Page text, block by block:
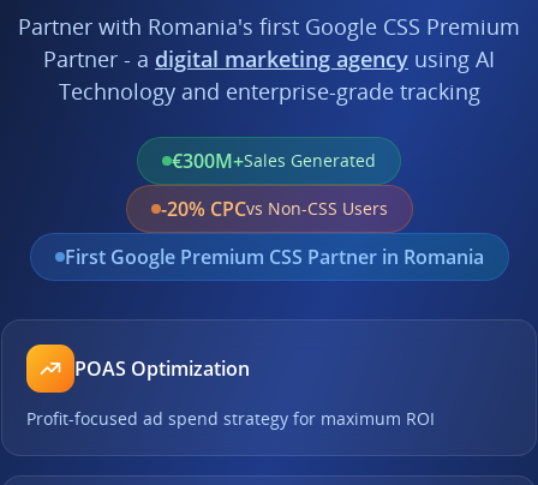
Partner with Romania's first Google CSS Premium
Partner - a digital marketing agency using AI
Technology and enterprise-grade tracking
€300M+Sales Generated
-20% CPCvs Non-CSS Users
First Google Premium CSS Partner in Romania
POAS Optimization
Profit-focused ad spend strategy for maximum ROI